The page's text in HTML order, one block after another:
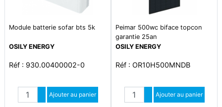
Module batterie sofar bts 5k
OSILY ENERGY
Réf : 930.00400002-0
Quantité
Augmenter quantité
Diminuer quantité
Ajouter au panier
Peimar 500wc biface topcon
garantie 25an
OSILY ENERGY
Réf : OR10H500MNDB
Quantité
Augmenter quantité
Diminuer quantité
Ajouter au panier